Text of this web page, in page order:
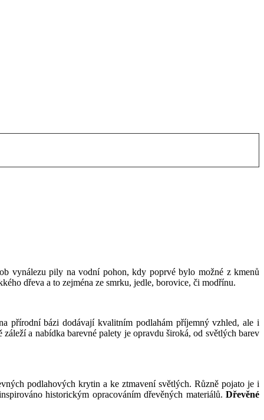
vynálezu pily na vodní pohon, kdy poprvé bylo možné z kmenů
dřeva a to zejména ze smrku, jedle, borovice, či modřínu.
přírodní bázi dodávají kvalitním podlahám příjemný vzhled, ale i
a nabídka barevné palety je opravdu široká, od světlých barev
podlahových krytin a ke ztmavení světlých. Různě pojato je i
historickým opracováním dřevěných materiálů. Dřevěné